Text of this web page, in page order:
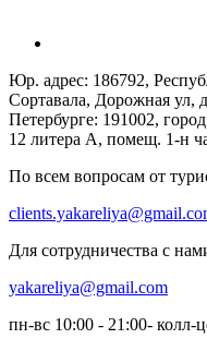
Юр. адрес: 186792,
Сортавала, Дорожная ул,
Петербурге: 191002,
12 литера А, помещ. 1-н
По всем вопросам от
Для сотрудничества с
yakareliya@gmail.com
пн-вс 10:00 - 21:00- колл-